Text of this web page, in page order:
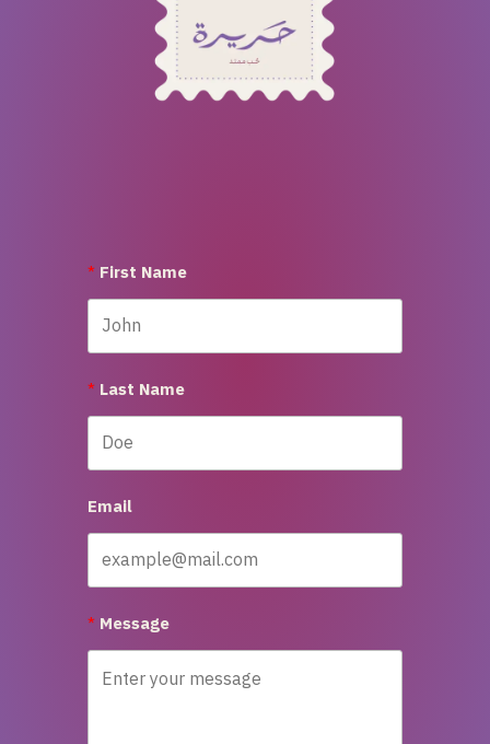
First Name
Last Name
Email
Message